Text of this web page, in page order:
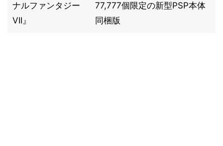
ナルファンタジー
VII』
77,777個限定の新型PSP本体
同梱版